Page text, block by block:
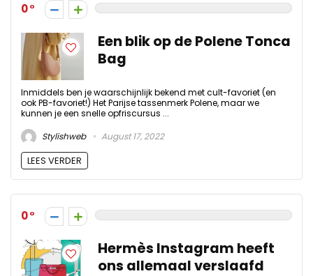
0
Een blik op de Polene Tonca
Bag
Inmiddels ben je waarschijnlijk bekend met cult-favoriet (en
ook PB-favoriet!) Het Parijse tassenmerk Polene, maar we
kunnen je een snelle opfriscursus ...
Stylishweb
August 17, 2022
LEES VERDER
0
Hermès Instagram heeft
ons allemaal verslaafd